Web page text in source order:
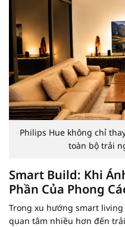
Philips Hue không chỉ
toàn bộ trải
Smart Build: Khi
Phần Của Phong
Trong xu hướng smart
quan tâm nhiều hơn đến